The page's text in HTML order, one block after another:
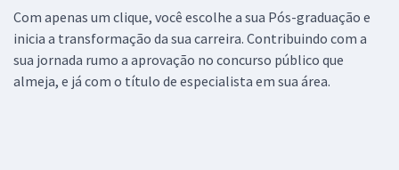
Com apenas um clique, você escolhe a sua Pós-graduação e
inicia a transformação da sua carreira. Contribuindo com a
sua jornada rumo a aprovação no concurso público que
almeja, e já com o título de especialista em sua área.